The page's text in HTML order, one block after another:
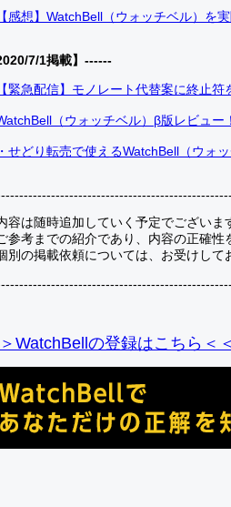
【感想】WatchBell（ウォッチベル）を
2020/7/1掲載】------
【緊急配信】モノレート代替案に終止符
（ウォッチベル）β版レビュ
・せどり転売で使えるWatchBell（ウォ
容は随時追加していく予定でございま
参考までの紹介であり、内容の正確性
別の掲載依頼については、お受けして
WatchBellの登録はこちら＜＜